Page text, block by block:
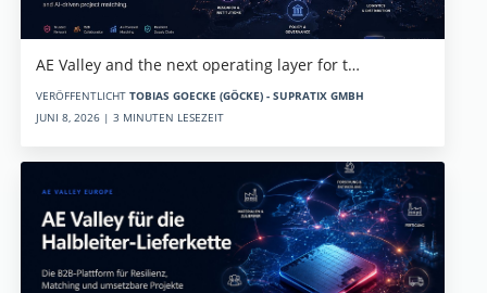
AE Valley and the next operating layer for t…
VERÖFFENTLICHT TOBIAS GOECKE (GÖCKE) - SUPRATIX GMBH
JUNI 8, 2026 | 3 MINUTEN LESEZEIT